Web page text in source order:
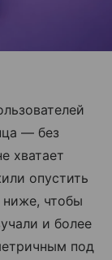
— без
хватает
опустить
ниже, чтобы
и более
под